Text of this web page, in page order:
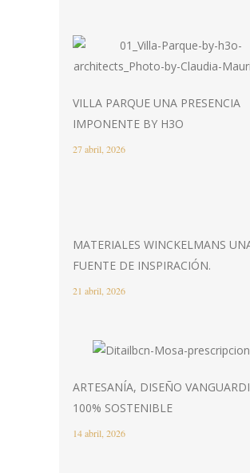
VILLA PARQUE UNA PRESENCIA
IMPONENTE BY H3O
27 abril, 2026
MATERIALES WINCKELMANS
FUENTE DE INSPIRACIÓN.
21 abril, 2026
ARTESANÍA, DISEÑO
100% SOSTENIBLE
14 abril, 2026